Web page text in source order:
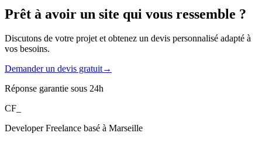
Prêt à avoir un site qui vous ressemble ?
Discutons de votre projet et obtenez un devis personnalisé adapté à
vos besoins.
Demander un devis gratuit→
Réponse garantie sous 24h
CF_
Developer Freelance basé à Marseille